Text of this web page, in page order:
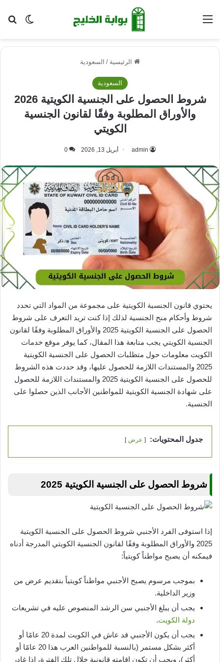
الوضع القائمة
الرئيسية / السعودية
السعودية
شروط الحصول على الجنسية الكويتية 2026
والأوراق المطلوبة وفقًا لقانون الجنسية
الكويتي
admin أبريل 13, 2026 0
يحتوي قانون الجنسية الكويتية على مجموعة من المواد التي تحدد
شروط وأحكام منح الجنسية لذلك إذا كنت تريد التعرف على شروط
الحصول على الجنسية الكويتية 2025 والأوراق المطلوبة وفقًا لقانون
الجنسية الكويتي يجب متابعة هذا المقال، كما يوفر موقع خدمات
الكويت معلومات حول متطلبات الحصول على الجنسية الكويتية
2025 والمستندات اللازمة للحصول عليها، وقد حددت هذه الشروط
للحصول على الجنسية الكويتية 2025 والمستندات اللازمة للحصول
على شهادة الجنسية الكويتية للمواطنين الأجانب الذين حصلوا على
الجنسية.
جدول المحتويات: عرض
شروط الحصول على الجنسية الكويتية 2025
إذا استوفى الفرد الأجنبي شروط الحصول على الجنسية الكويتية
2025 والأوراق المطلوبة وفقًا لقانون الجنسية الكويتي المدرجة أدناه
فيمكنه أن يصبح مواطناً كويتياً:
بموجب مرسوم يصبح الأجنبي مواطناً كويتياً بتقديم عرض من
وزير الداخلية.
يجب أن يبلغ الأجنبي سن الرشد المنصوص عليه في تشريعات
دولة الكويت.
يجب أن يكون الأجنبي قد عاش في الكويت لمدة 20 عامًا أو
أكثر بشكل مستمر (بالنسبة للمواطنين العرب هذا 20 عامًا أو
أكثر)، ويجب أن تكون إقامته قانونية خلال تلك الفترة، إذا غادر